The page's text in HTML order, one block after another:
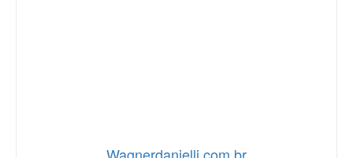
Wagnerdanielli.com.br